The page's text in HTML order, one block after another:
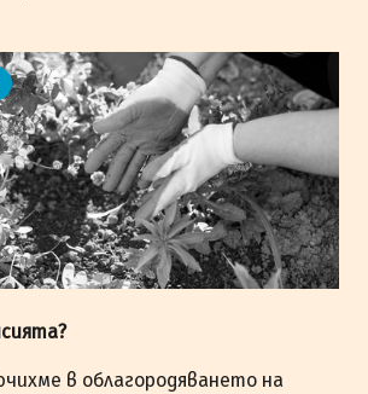
в облагородяването на